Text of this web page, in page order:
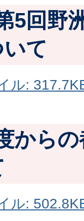
5回野
て
ル:
から
ル: